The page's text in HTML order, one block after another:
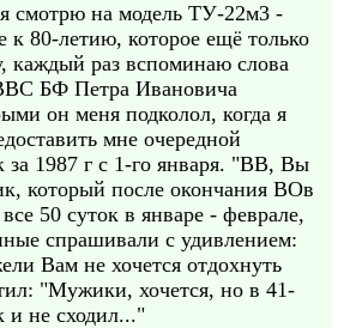
смотрю на модель ТУ-22м3 -
к 80-летию, которое ещё только
каждый раз вспоминаю слова
БФ Петра Ивановича
он меня подколол, когда я
мне очередной
за 1987 г с 1-го января. "ВВ, Вы
который после окончания ВОв
50 суток в январе - феврале,
спрашивали с удивлением:
Вам не хочется отдохнуть
"Мужики, хочется, но в 41-
и не сходил..."